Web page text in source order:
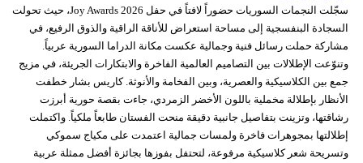
سجّلت النجمات السوريات حضوراً لافتاً في حفل Joy Awards 2026، حيث تحولت
السجادة البنفسجية إلى مساحة استعراض للأناقة الراقية والذوق الرفيع، في
مشاركة حملت رسائل فنية وجمالية عكست مكانة الدراما السورية عربياً.
وتنوّعت الإطلالات بين التصاميم العالمية الفاخرة والابتكارات الجريئة، في مزيج
جمع بين الكلاسيكية والعصرية، وبين الفخامة والأنوثة. كاريس بشار خطفت
الأنظار بإطلالة مخملية باللون الأخضر الزمردي، جاءت بقصة حورية أبرزت
رشاقتها، وتزينت بتفاصيل جانبية دقيقة منحت الفستان طابعاً ملكياً. واكتملت
إطلالتها بمجوهرات فاخرة ولمسات جمالية اعتمدت على مكياج سموكي
وتسريحة شعر كلاسيكية مرفوعة، لتحتفل بفوزها بجائزة أفضل ممثلة عربية